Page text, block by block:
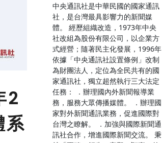
2
系
中央通訊社是中華民國的國家通訊
社，是台灣最具影響力的新聞媒
體。 經歷組織改造，1973年中央
社改組為股份有限公司，以企業方
式經營；隨著民主化發展，1996年
依據「中央通訊社設置條例」改制
為財團法人，定位為全民共有的國
家通訊社，獨立超然執行三大法定
任務： ．辦理國內外新聞報導業
務，服務大眾傳播媒體。 ．辦理國
家對外新聞通訊業務，促進國際對
台灣之瞭解。 ．加強與國際新聞通
訊社合作，增進國際新聞交流。 秉